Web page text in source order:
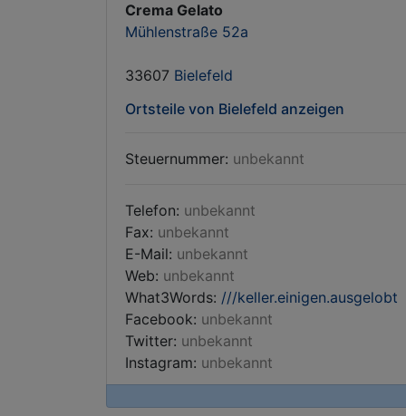
Crema Gelato
Mühlenstraße 52a
33607 Bielefeld
Ortsteile von Bielefeld anzeigen
Steuernummer: unbekannt
Telefon: unbekannt
Fax: unbekannt
E-Mail: unbekannt
Web: unbekannt
What3Words: ///keller.einigen.ausgelobt
Facebook: unbekannt
Twitter: unbekannt
Instagram: unbekannt